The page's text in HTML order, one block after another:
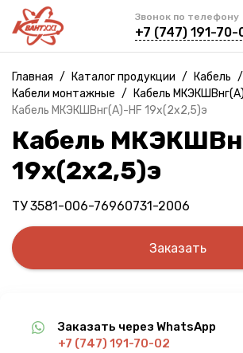
Звонок по телефону
+7 (747) 191-70-
Главная / Каталог продукции / Кабель /
Кабели монтажные / Кабель
Кабель МКЭКШВнг(A)-HF 19х(2х2,5)э
Кабель
19х(2х2,5)э
ТУ 3581-006-76960731-2006
Заказать
Заказать через WhatsApp
+7 (747) 191-70-02